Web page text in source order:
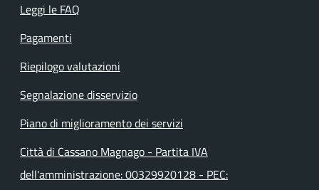
Leggi le FAQ
Pagamenti
Riepilogo valutazioni
Segnalazione disservizio
Piano di miglioramento dei servizi
Città di Cassano Magnago - Partita IVA
dell'amministrazione: 00329920128 - PEC: